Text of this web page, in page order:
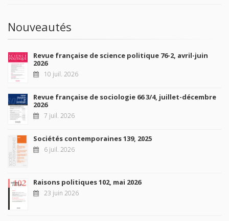
Nouveautés
Revue française de science politique 76-2, avril-juin
2026
10 juil. 2026
Revue française de sociologie 66 3/4, juillet-décembre
2026
7 juil. 2026
Sociétés contemporaines 139, 2025
6 juil. 2026
Raisons politiques 102, mai 2026
23 juin 2026